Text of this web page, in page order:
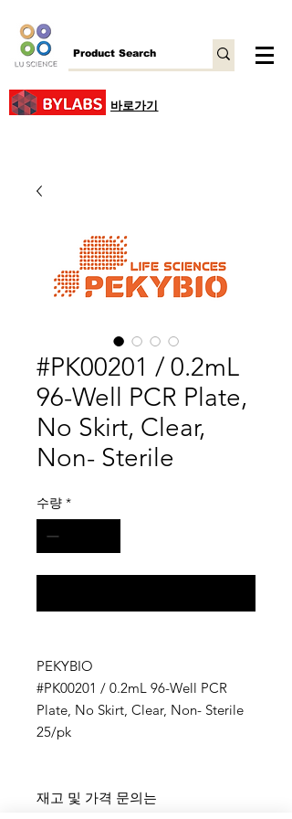
바로가기
#PK00201 / 0.2mL
96-Well PCR Plate,
No Skirt, Clear,
Non- Sterile
수량 *
PEKYBIO
#PK00201 / 0.2mL 96-Well PCR
Plate, No Skirt, Clear, Non- Sterile
25/pk
재고 및 가격 문의는